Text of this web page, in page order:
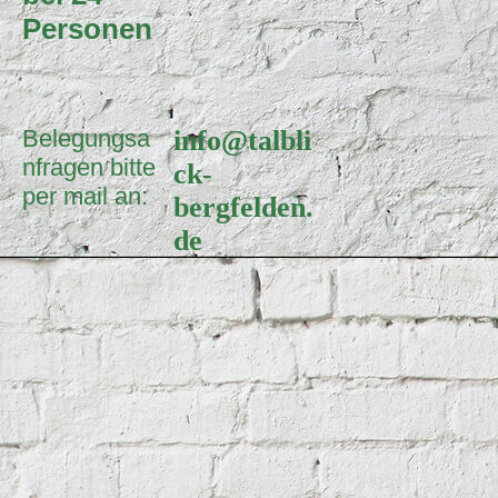
Personen
Belegungsa
nfragen bitte
per mail an:
info@talbli
ck-
bergfelden.
de